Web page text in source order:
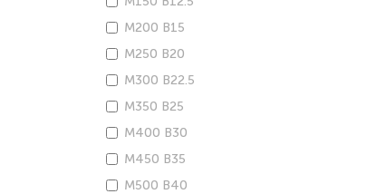
М200 В15
М250 В20
М300 В22.5
М350 В25
М400 В30
М450 В35
М500 В40